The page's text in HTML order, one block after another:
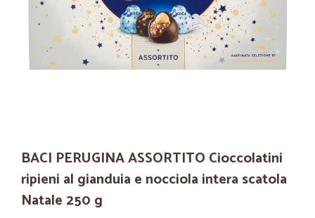
BACI PERUGINA ASSORTITO Cioccolatini
ripieni al gianduia e nocciola intera scatola
Natale 250 g